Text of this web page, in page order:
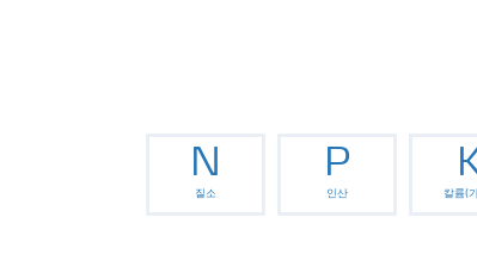
N
질소
P
인산 칼륨(